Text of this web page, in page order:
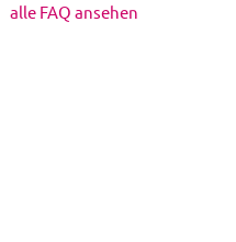
alle FAQ ansehen